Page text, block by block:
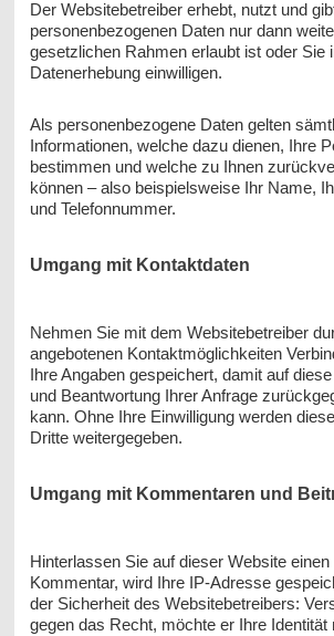
Der Websitebetreiber erhebt, nutzt und
personenbezogenen Daten nur dann
gesetzlichen Rahmen erlaubt ist oder Sie
Datenerhebung einwilligen.
Als personenbezogene Daten gelten
Informationen, welche dazu dienen, Ihre
bestimmen und welche zu Ihnen
können – also beispielsweise Ihr Name,
und Telefonnummer.
Umgang mit Kontaktdaten
Nehmen Sie mit dem Websitebetreiber
angebotenen Kontaktmöglichkeiten
Ihre Angaben gespeichert, damit auf
und Beantwortung Ihrer Anfrage
kann. Ohne Ihre Einwilligung werden
Dritte weitergegeben.
Umgang mit Kommentaren und
Hinterlassen Sie auf dieser Website
Kommentar, wird Ihre IP-Adresse
der Sicherheit des Websitebetreibers:
gegen das Recht, möchte er Ihre Identität